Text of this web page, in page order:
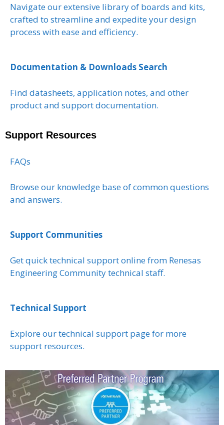
Navigate our extensive library of boards and kits,
crafted to streamline and expedite your design
process with ease and efficiency.
Documentation & Downloads Search
Find datasheets, application notes, and other
product and support documentation.
Support Resources
FAQs
Browse our knowledge base of common questions
and answers.
Support Communities
Get quick technical support online from Renesas
Engineering Community technical staff.
Technical Support
Explore our technical support page for more
support resources.